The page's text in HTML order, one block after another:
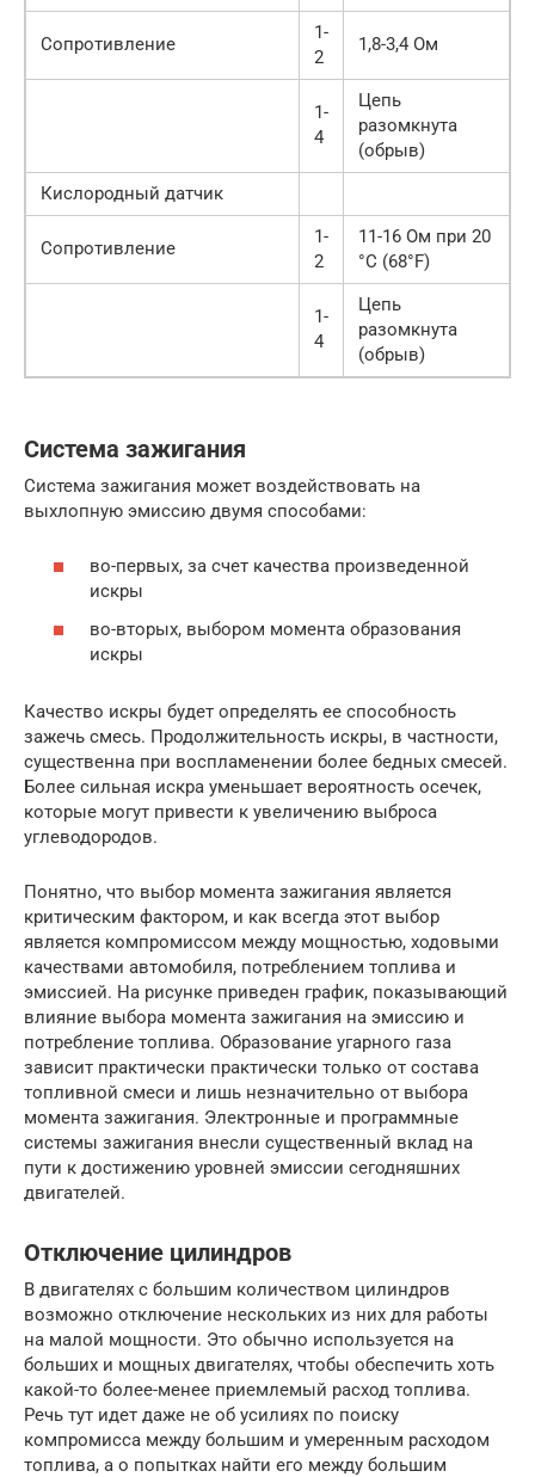
Сопротивление
1-
2
1,8-3,4 Ом
1-
4
Цепь
разомкнута
(обрыв)
Кислородный датчик
Сопротивление
1-
2
11-16 Ом при 20
°C (68°F)
1-
4
Цепь
разомкнута
(обрыв)
Система зажигания
Система зажигания может воздействовать на
выхлопную эмиссию двумя способами:
во-первых, за счет качества произведенной
искры
во-вторых, выбором момента образования
искры
Качество искры будет определять ее способность
зажечь смесь. Продолжительность искры, в частности,
существенна при воспламенении более бедных смесей.
Более сильная искра уменьшает вероятность осечек,
которые могут привести к увеличению выброса
углеводородов.
Понятно, что выбор момента зажигания является
критическим фактором, и как всегда этот выбор
является компромиссом между мощностью, ходовыми
качествами автомобиля, потреблением топлива и
эмиссией. На рисунке приведен график, показывающий
влияние выбора момента зажигания на эмиссию и
потребление топлива. Образование угарного газа
зависит практически практически только от состава
топливной смеси и лишь незначительно от выбора
момента зажигания. Электронные и программные
системы зажигания внесли существенный вклад на
пути к достижению уровней эмиссии сегодняшних
двигателей.
Отключение цилиндров
В двигателях с большим количеством цилиндров
возможно отключение нескольких из них для работы
на малой мощности. Это обычно используется на
больших и мощных двигателях, чтобы обеспечить хоть
какой-то более-менее приемлемый расход топлива.
Речь тут идет даже не об усилиях по поиску
компромисса между большим и умеренным расходом
топлива, а о попытках найти его между большим